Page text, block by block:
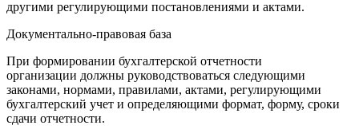
другими регулирующими постановлениями и актами.
Документально-правовая база
При формировании бухгалтерской отчетности
организации должны руководствоваться следующими
законами, нормами, правилами, актами, регулирующими
бухгалтерский учет и определяющими формат, форму, сроки
сдачи отчетности.